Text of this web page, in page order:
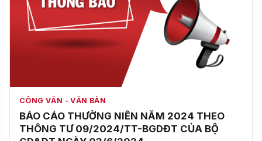
CÔNG VĂN - VĂN BẢN
BÁO CÁO THƯỜNG NIÊN NĂM 2024 THEO
THÔNG TƯ 09/2024/TT-BGDĐT CỦA BỘ